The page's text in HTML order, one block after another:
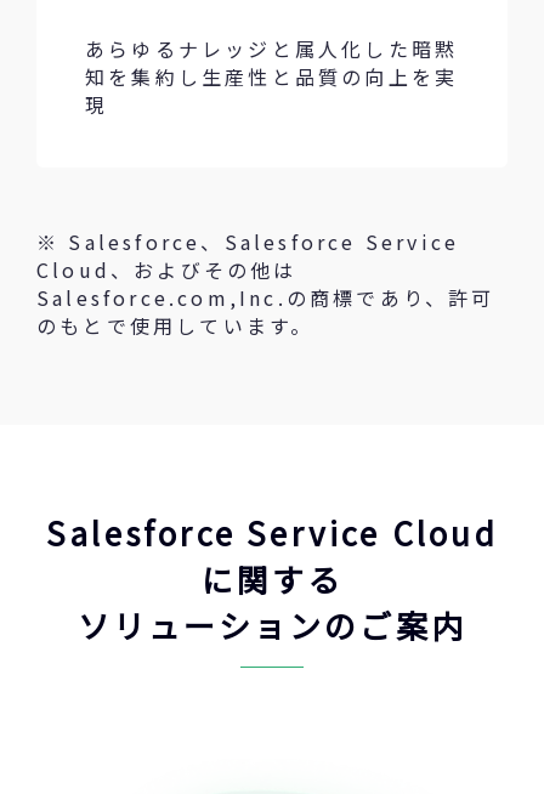
あらゆるナレッジと属人化した暗黙
知を集約し生産性と品質の向上を実
現
※ Salesforce、Salesforce Service
Cloud、およびその他は
Salesforce.com,Inc.の商標であり、許可
のもとで使用しています。
Salesforce Service Cloud
に関する
ソリューションのご案内